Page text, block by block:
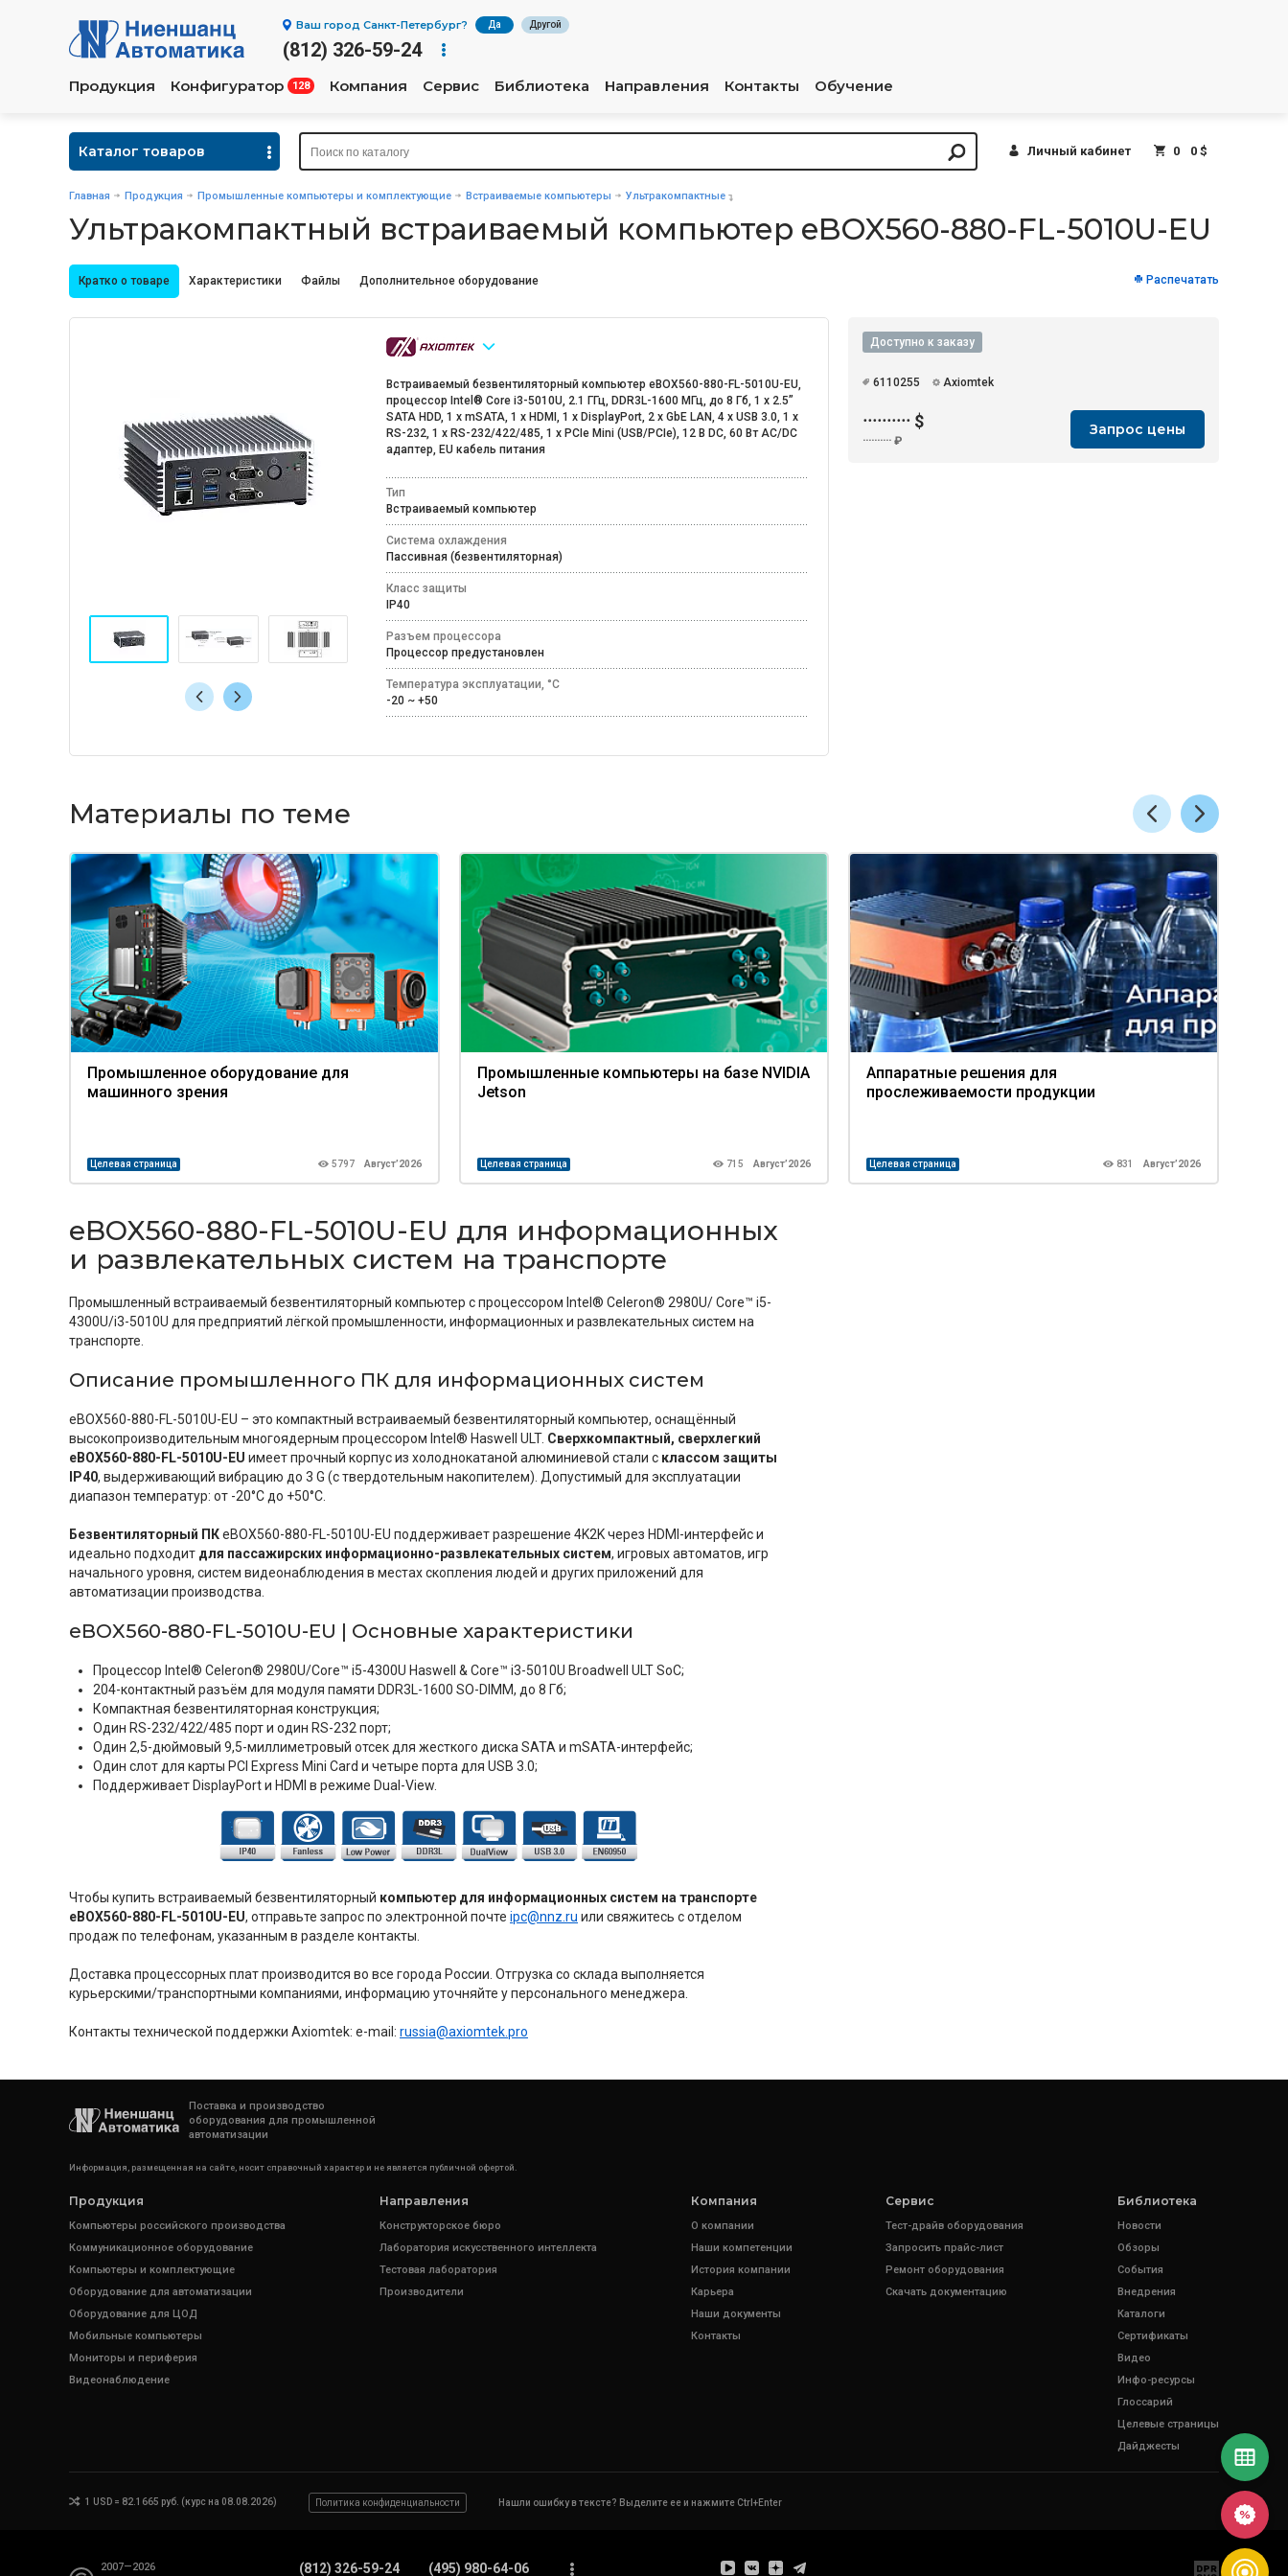
Ваш город Санкт-Петербург? Да Другой
(812) 326-59-24
Продукция Конфигуратор 128 Компания Сервис Библиотека Направления Контакты Обучение
Каталог товаров Личный кабинет 0 0 $
Главная Продукция Промышленные компьютеры и комплектующие Встраиваемые компьютеры Ультракомпактные
Ультракомпактный встраиваемый компьютер eBOX560-880-FL-5010U-EU
Кратко о товаре Характеристики Файлы Дополнительное оборудование Распечатать
Доступно к заказу
6110255 Axiomtek
·········· $
·········· ₽
Запрос цены
Встраиваемый безвентиляторный компьютер eBOX560-880-FL-5010U-EU,
процессор Intel® Core i3-5010U, 2.1 ГГц, DDR3L-1600 MГц, до 8 Гб, 1 x 2.5”
SATA HDD, 1 x mSATA, 1 х HDMI, 1 х DisplayPort, 2 х GbE LAN, 4 х USB 3.0, 1 х
RS-232, 1 х RS-232/422/485, 1 х PCIe Mini (USB/PCIе), 12 В DC, 60 Вт AC/DC
адаптер, EU кабель питания
Тип
Встраиваемый компьютер
Система охлаждения
Пассивная (безвентиляторная)
Класс защиты
IP40
Разъем процессора
Процессор предустановлен
Температура эксплуатации, °C
-20 ~ +50
Материалы по теме
Промышленное оборудование для
машинного зрения
Целевая страница 5797 Август’2026
Промышленные компьютеры на базе NVIDIA
Jetson
Целевая страница 715 Август’2026
Аппаратные решения для
прослеживаемости продукции
Целевая страница 831 Август’2026
eBOX560-880-FL-5010U-EU для информационных
и развлекательных систем на транспорте
Промышленный встраиваемый безвентиляторный компьютер с процессором Intel® Celeron® 2980U/ Core™ i5-
4300U/i3-5010U для предприятий лёгкой промышленности, информационных и развлекательных систем на
транспорте.
Описание промышленного ПК для информационных систем
eBOX560-880-FL-5010U-EU – это компактный встраиваемый безвентиляторный компьютер, оснащённый
высокопроизводительным многоядерным процессором Intel® Haswell ULT. Сверхкомпактный, сверхлегкий
eBOX560-880-FL-5010U-EU имеет прочный корпус из холоднокатаной алюминиевой стали с классом защиты
IP40, выдерживающий вибрацию до 3 G (с твердотельным накопителем). Допустимый для эксплуатации
диапазон температур: от -20°C до +50°C.
Безвентиляторный ПКeBOX560-880-FL-5010U-EU поддерживает разрешение 4K2K через HDMI-интерфейс и
идеально подходит для пассажирских информационно-развлекательных систем, игровых автоматов, игр
начального уровня, систем видеонаблюдения в местах скопления людей и других приложений для
автоматизации производства.
eBOX560-880-FL-5010U-EU | Основные характеристики
Процессор Intel® Celeron® 2980U/Core™ i5-4300U Haswell & Core™ i3-5010U Broadwell ULT SoC;
204-контактный разъём для модуля памяти DDR3L-1600 SO-DIMM, до 8 Гб;
Компактная безвентиляторная конструкция;
Один RS-232/422/485 порт и один RS-232 порт;
Один 2,5-дюймовый 9,5-миллиметровый отсек для жесткого диска SATA и mSATA-интерфейс;
Один слот для карты PCI Express Mini Card и четыре порта для USB 3.0;
Поддерживает DisplayPort и HDMI в режиме Dual-View.
Чтобы купить встраиваемый безвентиляторный компьютер для информационных систем на транспорте
eBOX560-880-FL-5010U-EU, отправьте запрос по электронной почте ipc@nnz.ru или свяжитесь с отделом
продаж по телефонам, указанным в разделе контакты.
Доставка процессорных плат производится во все города России. Отгрузка со склада выполняется
курьерскими/транспортными компаниями, информацию уточняйте у персонального менеджера.
Контакты технической поддержки Axiomtek: e-mail: russia@axiomtek.pro
Поставка и производство
оборудования для промышленной
автоматизации
Информация, размещенная на сайте, носит справочный характер и не является публичной офертой.
Продукция
Компьютеры российского производства
Коммуникационное оборудование
Компьютеры и комплектующие
Оборудование для автоматизации
Оборудование для ЦОД
Мобильные компьютеры
Мониторы и периферия
Видеонаблюдение
Направления
Конструкторское бюро
Лаборатория искусственного интеллекта
Тестовая лаборатория
Производители
Компания
О компании
Наши компетенции
История компании
Карьера
Наши документы
Контакты
Сервис
Тест-драйв оборудования
Запросить прайс-лист
Ремонт оборудования
Скачать документацию
Библиотека
Новости
Обзоры
События
Внедрения
Каталоги
Сертификаты
Видео
Инфо-ресурсы
Глоссарий
Целевые страницы
Дайджесты
1 USD = 82.1665 руб. (курс на 08.08.2026) Политика конфиденциальности Нашли ошибку в тексте? Выделите ее и нажмите Ctrl+Enter
2007—2026
(812) 326-59-24 (495) 980-64-06